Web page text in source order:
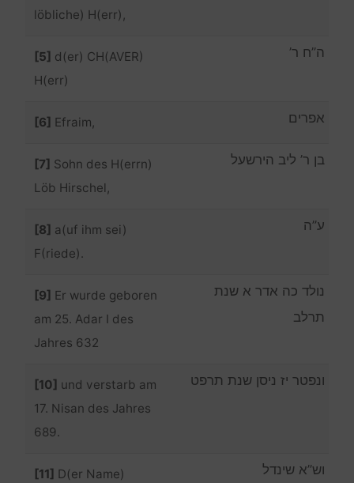
löbliche) H(err),
[5] d(er) CH(AVER)
H(err)
ה”ח ר’
[6] Efraim, אפרים
[7] Sohn des H(errn)
Löb Hirschel,
בן ר’ ליב הירשעל
[8] a(uf ihm sei)
F(riede).
ע”ה
[9] Er wurde geboren
am 25. Adar I des
Jahres 632
נולד כה אדר א שנת
תרלב
[10] und verstarb am
17. Nisan des Jahres
689.
ונפטר יז ניסן שנת תרפט
[11] D(er Name)
וש”א שינדל